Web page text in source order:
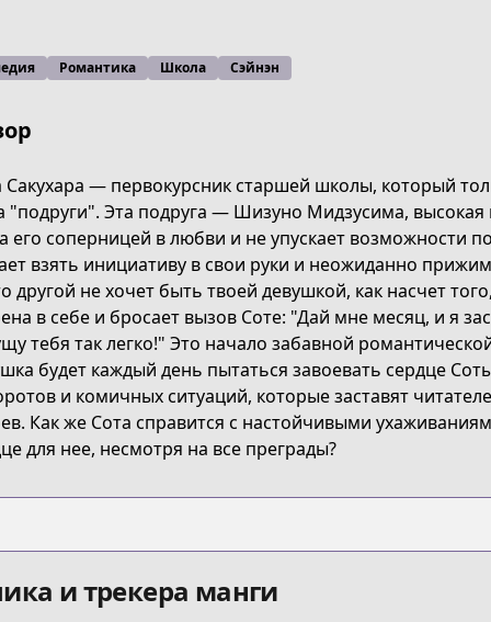
46a8-9b82-18c248b1db89
wo-ubatta-ikemen-bishoujo-ga-nazeka-ore-
Романтика Школа Сэйнэн
Сакухара — первокурсник старшей школы, который
"подруги". Эта подруга — Шизуно Мидзусима, высокая
его соперницей в любви и не упускает возможности
взять инициативу в свои руки и неожиданно
другой не хочет быть твоей девушкой, как насчет
в себе и бросает вызов Соте: "Дай мне месяц, и я
тебя так легко!" Это начало забавной
будет каждый день пытаться завоевать сердце
и комичных ситуаций, которые заставят
Как же Сота справится с настойчивыми
для нее, несмотря на все преграды?
и трекера манги